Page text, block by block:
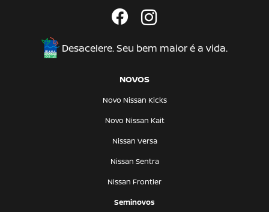
Desacelere. Seu bem maior é a vida.
NOVOS
Novo Nissan Kicks
Novo Nissan Kait
Nissan Versa
Nissan Sentra
Nissan Frontier
Seminovos